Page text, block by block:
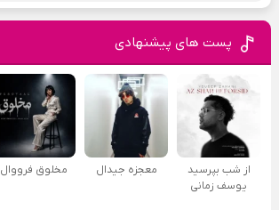
پست های پیشنهادی
از شب بپرسید
یوسف زمانی
معجزه جیدال مخلوق فرووال